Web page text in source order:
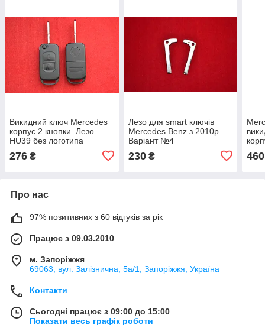
Викидний ключ Mercedes
корпус 2 кнопки. Лезо
HU39 без логотипа
276 ₴
Лезо для smart ключів
Mercedes Benz з 2010р.
Варіант №4
230₴ 460
Про нас
97% позитивних з 60 відгуків за рік
Працює з 09.03.2010
м. Запоріжжя
69063, вул. Залізнична, 5а/1, Запоріжжя, Україна
Контакти
Сьогодні працює з 09:00 до 15:00
Показати весь графік роботи